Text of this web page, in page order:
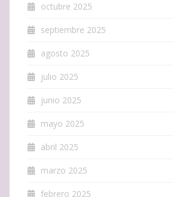
octubre 2025
septiembre 2025
agosto 2025
julio 2025
junio 2025
mayo 2025
abril 2025
marzo 2025
febrero 2025